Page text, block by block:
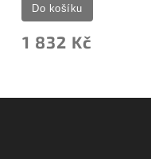
1 832 Kč
Do košíku